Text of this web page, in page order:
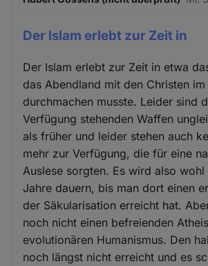
Der Islam erlebt zur Zeit in
Der Islam erlebt zur Zeit in etwa
das Abendland mit den Christen
durchmachen musste. Leider sind
Verfügung stehenden Waffen
als früher und leider stehen auch
mehr zur Verfügung, die für eine
Auslese sorgten. Es wird also
Jahre dauern, bis man dort einen
der Säkularisation erreicht hat.
noch nicht einen befreienden
evolutionären Humanismus. Den
noch längst nicht erreicht und es